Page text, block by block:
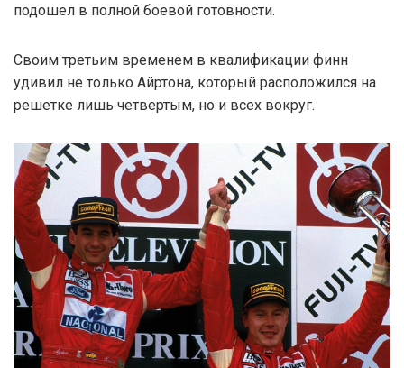
подошел в полной боевой готовности.
Своим третьим временем в квалификации финн
удивил не только Айртона, который расположился на
решетке лишь четвертым, но и всех вокруг.